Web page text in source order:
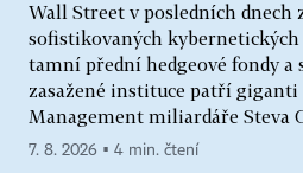
Wall Street v posledních dnech
sofistikovaných
tamní přední hedgeové fondy a
zasažené instituce patří giganti
Management miliardáře Steva
7. 8. 2026 ▪ 4 min. čtení